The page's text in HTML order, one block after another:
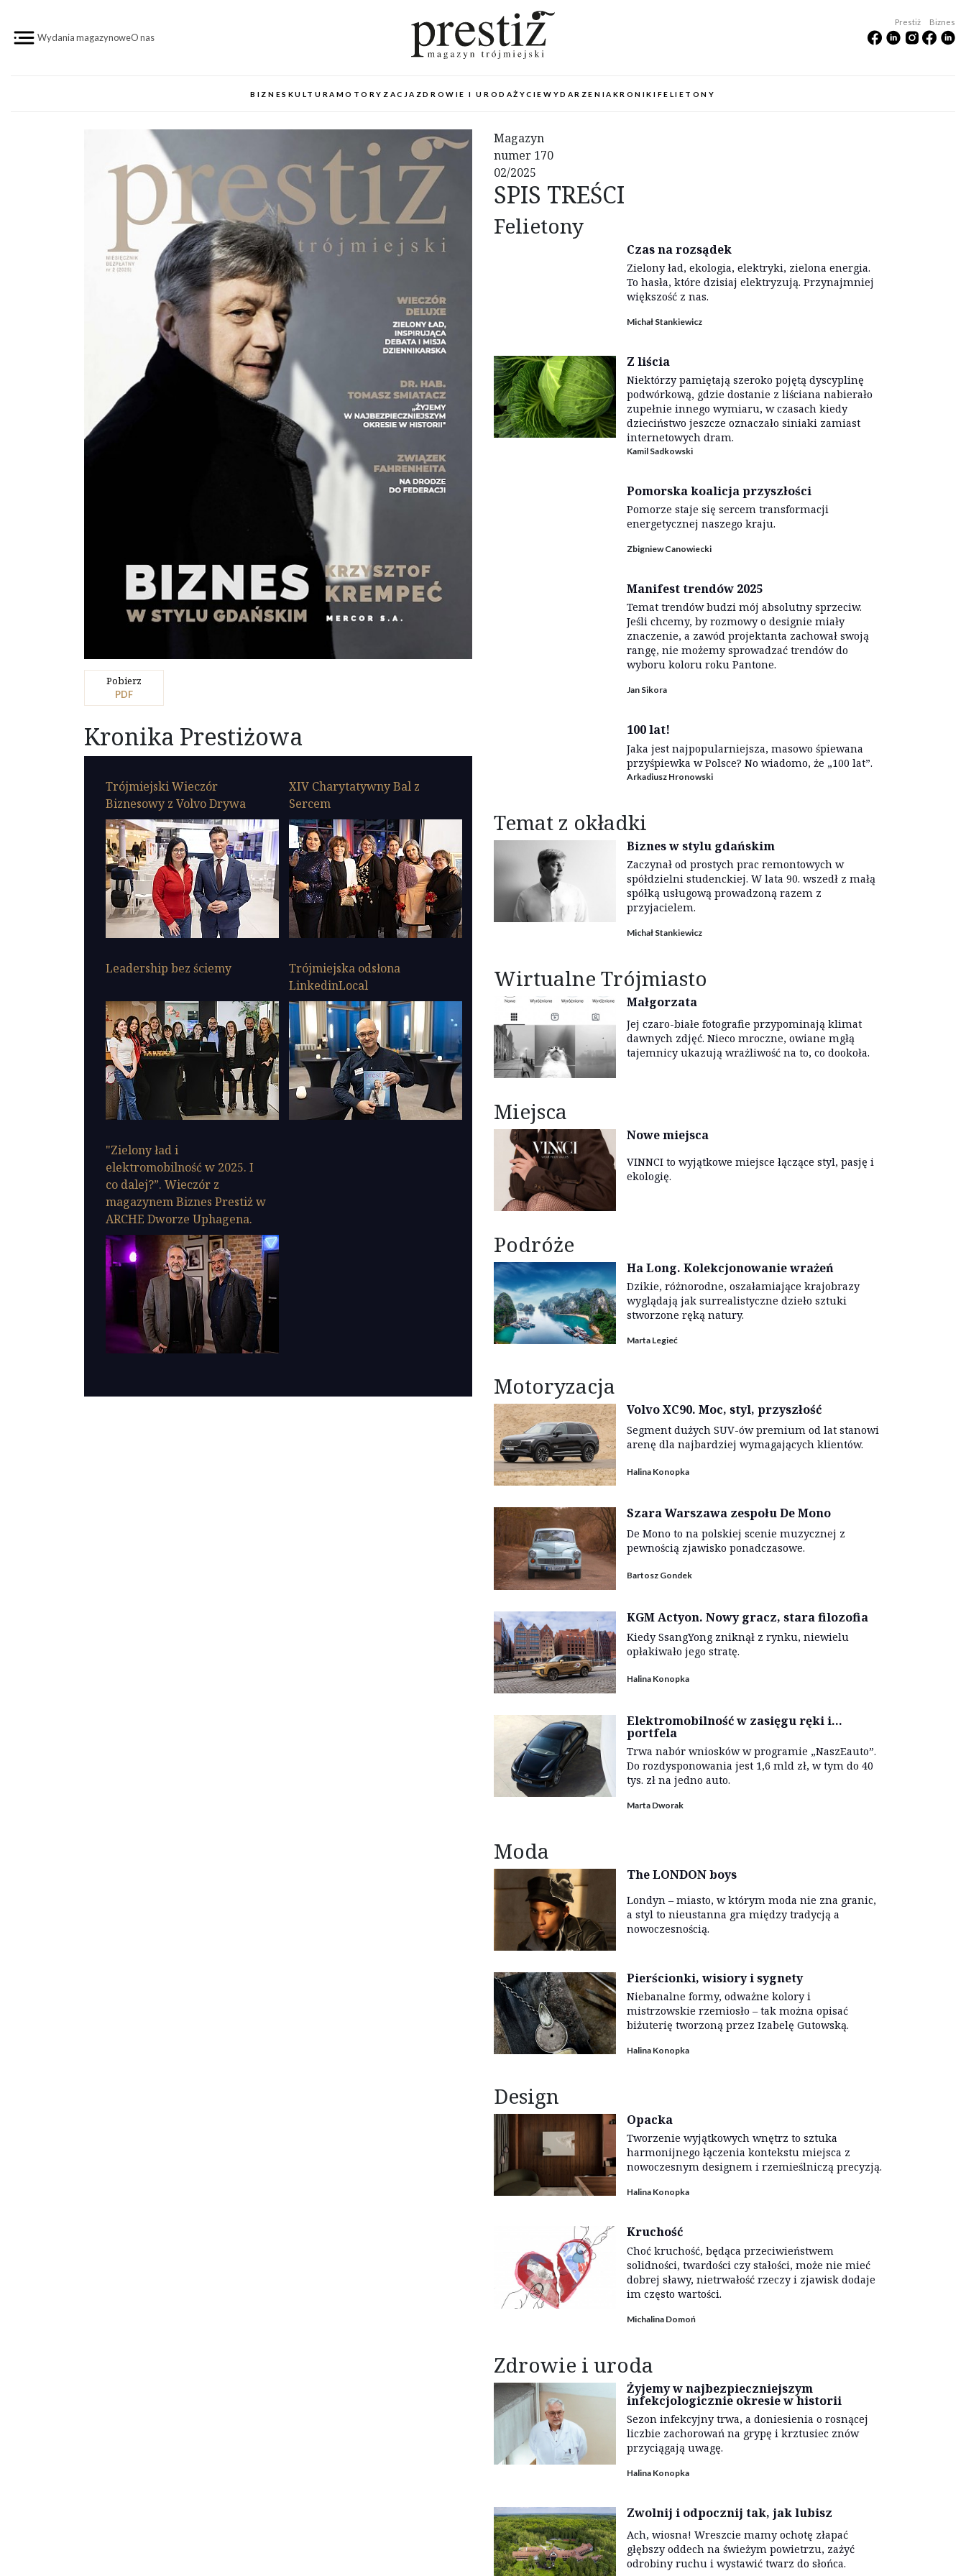
Wydania magazynoweO nas
Prestiż Biznes
BIZNES KULTURA MOTORYZACJA ZDROWIE I URODAŻYCIEWYDARZENIA KRONIKI FELIETONY
Pobierz
PDF
Kronika Prestiżowa
Trójmiejski Wieczór
Biznesowy z Volvo Drywa
XIV Charytatywny Bal z
Sercem
Leadership bez ściemy
Trójmiejska odsłona
LinkedinLocal
"Zielony ład i
elektromobilność w 2025. I
co dalej?”. Wieczór z
magazynem Biznes Prestiż w
ARCHE Dworze Uphagena.
Magazyn
numer 170
02/2025
SPIS TREŚCI
Felietony
Czas na rozsądek
Zielony ład, ekologia, elektryki, zielona energia.
To hasła, które dzisiaj elektryzują. Przynajmniej
większość z nas.
Michał Stankiewicz
Z liścia
Niektórzy pamiętają szeroko pojętą dyscyplinę
podwórkową, gdzie dostanie z liściana nabierało
zupełnie innego wymiaru, w czasach kiedy
dzieciństwo jeszcze oznaczało siniaki zamiast
internetowych dram.
Kamil Sadkowski
Pomorska koalicja przyszłości
Pomorze staje się sercem transformacji
energetycznej naszego kraju.
Zbigniew Canowiecki
Manifest trendów 2025
Temat trendów budzi mój absolutny sprzeciw.
Jeśli chcemy, by rozmowy o designie miały
znaczenie, a zawód projektanta zachował swoją
rangę, nie możemy sprowadzać trendów do
wyboru koloru roku Pantone.
Jan Sikora
100 lat!
Jaka jest najpopularniejsza, masowo śpiewana
przyśpiewka w Polsce? No wiadomo, że „100 lat”.
Arkadiusz Hronowski
Temat z okładki
Biznes w stylu gdańskim
Zaczynał od prostych prac remontowych w
spółdzielni studenckiej. W lata 90. wszedł z małą
spółką usługową prowadzoną razem z
przyjacielem.
Michał Stankiewicz
Wirtualne Trójmiasto
Małgorzata
Jej czaro-białe fotografie przypominają klimat
dawnych zdjęć. Nieco mroczne, owiane mgłą
tajemnicy ukazują wrażliwość na to, co dookoła.
Miejsca
Nowe miejsca
VINNCI to wyjątkowe miejsce łączące styl, pasję i
ekologię.
Podróże
Ha Long. Kolekcjonowanie wrażeń
Dzikie, różnorodne, oszałamiające krajobrazy
wyglądają jak surrealistyczne dzieło sztuki
stworzone ręką natury.
Marta Legieć
Motoryzacja
Volvo XC90. Moc, styl, przyszłość
Segment dużych SUV-ów premium od lat stanowi
arenę dla najbardziej wymagających klientów.
Halina Konopka
Szara Warszawa zespołu De Mono
De Mono to na polskiej scenie muzycznej z
pewnością zjawisko ponadczasowe.
Bartosz Gondek
KGM Actyon. Nowy gracz, stara filozofia
Kiedy SsangYong zniknął z rynku, niewielu
opłakiwało jego stratę.
Halina Konopka
Elektromobilność w zasięgu ręki i…
portfela
Trwa nabór wniosków w programie „NaszEauto”.
Do rozdysponowania jest 1,6 mld zł, w tym do 40
tys. zł na jedno auto.
Marta Dworak
Moda
The LONDON boys
Londyn – miasto, w którym moda nie zna granic,
a styl to nieustanna gra między tradycją a
nowoczesnością.
Pierścionki, wisiory i sygnety
Niebanalne formy, odważne kolory i
mistrzowskie rzemiosło – tak można opisać
biżuterię tworzoną przez Izabelę Gutowską.
Halina Konopka
Design
Opacka
Tworzenie wyjątkowych wnętrz to sztuka
harmonijnego łączenia kontekstu miejsca z
nowoczesnym designem i rzemieślniczą precyzją.
Halina Konopka
Kruchość
Choć kruchość, będąca przeciwieństwem
solidności, twardości czy stałości, może nie mieć
dobrej sławy, nietrwałość rzeczy i zjawisk dodaje
im często wartości.
Michalina Domoń
Zdrowie i uroda
Żyjemy w najbezpieczniejszym
infekcjologicznie okresie w historii
Sezon infekcyjny trwa, a doniesienia o rosnącej
liczbie zachorowań na grypę i krztusiec znów
przyciągają uwagę.
Halina Konopka
Zwolnij i odpocznij tak, jak lubisz
Ach, wiosna! Wreszcie mamy ochotę złapać
głębszy oddech na świeżym powietrzu, zażyć
odrobiny ruchu i wystawić twarz do słońca.